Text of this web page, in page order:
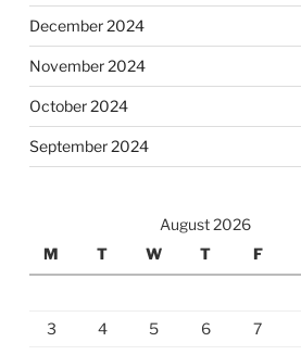
December 2024
November 2024
October 2024
September 2024
August 2026
M
T W T F
3
4 5 6 7